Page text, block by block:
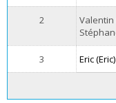
2
Valentin
3 Eric (Eric)